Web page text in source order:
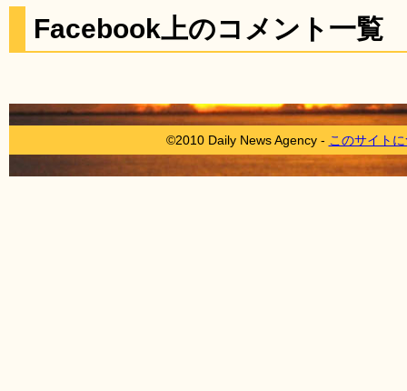
Facebook上のコメント一覧
©2010 Daily News Agency - このサイト